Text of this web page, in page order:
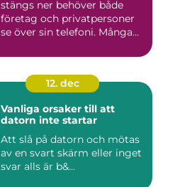
stängs ner behöver både
företag och privatpersoner
se över sin telefoni. Många...
12. dec
Vanliga orsaker till att
datorn inte startar
Att slå på datorn och mötas
av en svart skärm eller inget
svar alls är b&...